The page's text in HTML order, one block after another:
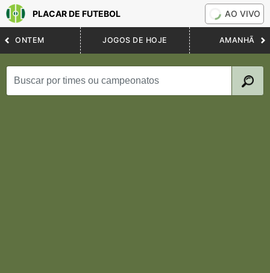
PLACAR DE FUTEBOL AO VIVO
ONTEM JOGOS DE HOJE AMANHÃ